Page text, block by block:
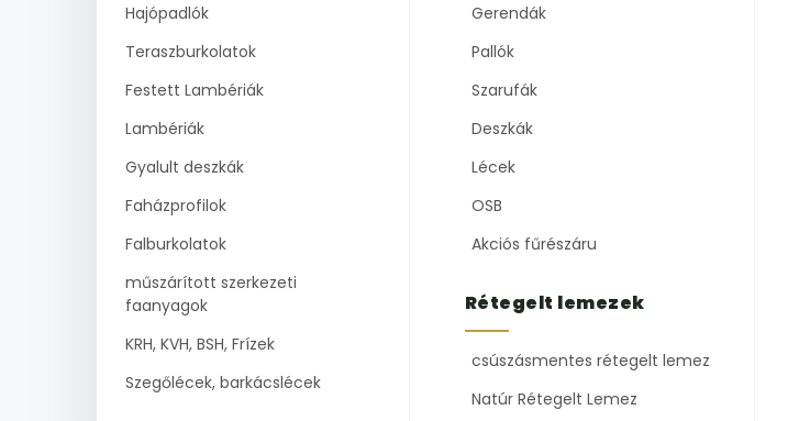
Hajópadlók
Teraszburkolatok
Festett Lambériák
Lambériák
Gyalult deszkák
Faházprofilok
Falburkolatok
műszárított szerkezeti
faanyagok
KRH, KVH, BSH, Frízek
Szegőlécek, barkácslécek
Gerendák
Pallók
Szarufák
Deszkák
Lécek
OSB
Akciós fűrészáru
Rétegelt lemezek
csúszásmentes rétegelt lemez
Natúr Rétegelt Lemez